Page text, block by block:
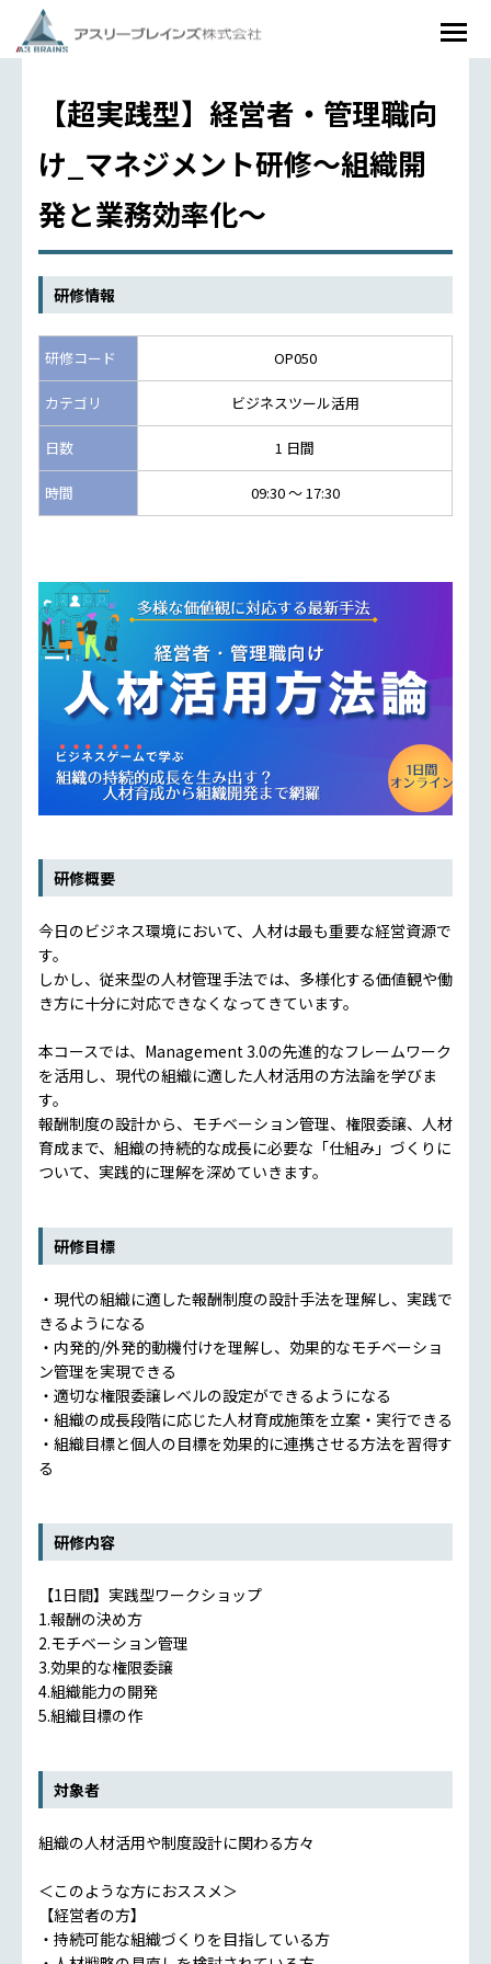
【超実践型】経営者・管理職向
け_マネジメント研修～組織開
発と業務効率化～
研修情報
研修コード OP050
カテゴリ ビジネスツール活用
日数 1 日間
時間 09:30 ～ 17:30
研修概要
今日のビジネス環境において、人材は最も重要な経営資源で
す。
しかし、従来型の人材管理手法では、多様化する価値観や働
き方に十分に対応できなくなってきています。
本コースでは、Management 3.0の先進的なフレームワーク
を活用し、現代の組織に適した人材活用の方法論を学びま
す。
報酬制度の設計から、モチベーション管理、権限委譲、人材
育成まで、組織の持続的な成長に必要な「仕組み」づくりに
ついて、実践的に理解を深めていきます。
研修目標
・現代の組織に適した報酬制度の設計手法を理解し、実践で
きるようになる
・内発的/外発的動機付けを理解し、効果的なモチベーショ
ン管理を実現できる
・適切な権限委譲レベルの設定ができるようになる
・組織の成長段階に応じた人材育成施策を立案・実行できる
・組織目標と個人の目標を効果的に連携させる方法を習得す
る
研修内容
【1日間】実践型ワークショップ
1.報酬の決め方
2.モチベーション管理
3.効果的な権限委譲
4.組織能力の開発
5.組織目標の作
対象者
組織の人材活用や制度設計に関わる方々
＜このような方におススメ＞
【経営者の方】
・持続可能な組織づくりを目指している方